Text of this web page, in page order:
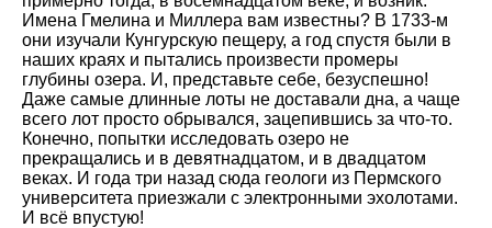
Имена Гмелина и Миллера вам известны? В 1733-м
они изучали Кунгурскую пещеру, а год спустя были в
наших краях и пытались произвести промеры
глубины озера. И, представьте себе, безуспешно!
Даже самые длинные лоты не доставали дна, а чаще
всего лот просто обрывался, зацепившись за что-то.
Конечно, попытки исследовать озеро не
прекращались и в девятнадцатом, и в двадцатом
веках. И года три назад сюда геологи из Пермского
университета приезжали с электронными эхолотами.
И всё впустую!